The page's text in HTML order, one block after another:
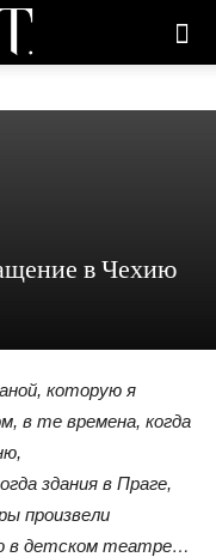
в Чехию
которую я
в те времена, когда
здания в Праге,
произвели
в детском театре…